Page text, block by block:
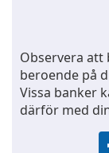
Observera att
beroende på
Vissa banker
därför med